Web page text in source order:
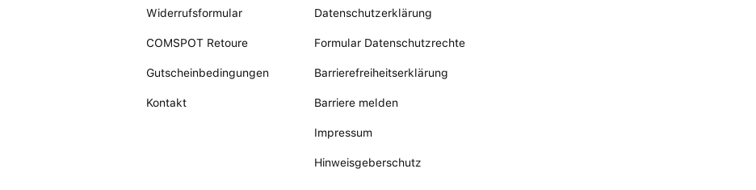
Widerrufsformular
COMSPOT Retoure
Gutscheinbedingungen
Kontakt
Datenschutzerklärung
Formular Datenschutzrechte
Barrierefreiheitserklärung
Barriere melden
Impressum
Hinweisgeberschutz